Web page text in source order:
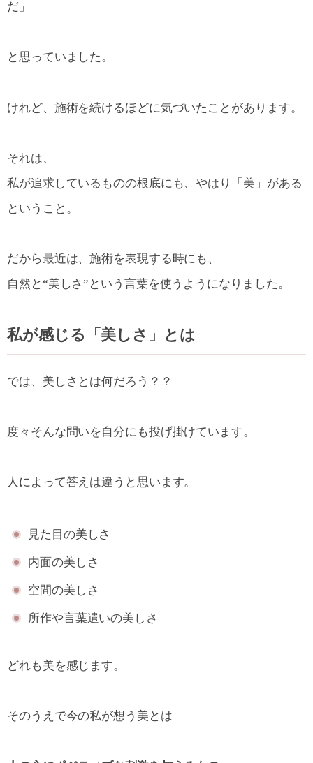
だ」
と思っていました。
けれど、施術を続けるほどに気づいたことがあります。
それは、
私が追求しているものの根底にも、やはり「美」がある
ということ。
だから最近は、施術を表現する時にも、
自然と“美しさ”という言葉を使うようになりました。
私が感じる「美しさ」とは
では、美しさとは何だろう？？
度々そんな問いを自分にも投げ掛けています。
人によって答えは違うと思います。
見た目の美しさ
内面の美しさ
空間の美しさ
所作や言葉遣いの美しさ
どれも美を感じます。
そのうえで今の私が想う美とは